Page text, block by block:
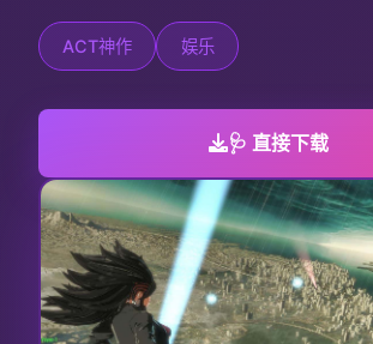
ACT神作 娱乐
🩺 直接下载